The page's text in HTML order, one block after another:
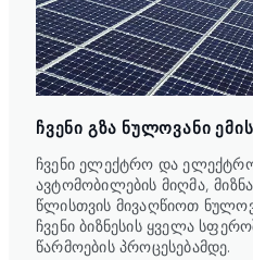
ᲩᲕᲔᲜᲘ ᲒᲖᲐ ᲜᲣᲚᲝᲕᲐᲜᲘ
ჩვენი ელექტრო და
ავტომობილების მიღმა,
წლისთვის მივაღწიოთ
ჩვენი ბიზნესის ყველა
წარმოების პროცესებამდე.